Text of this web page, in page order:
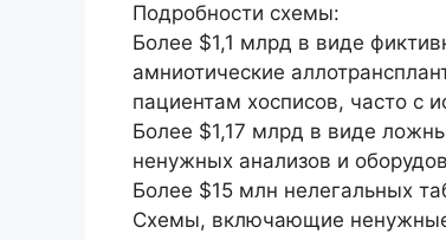
Подробности схемы:
Более $1,1 млрд в виде
амниотические
пациентам хосписов, часто с
Более $1,17 млрд в виде
ненужных анализов и
Более $15 млн нелегальных
Схемы, включающие ненужные